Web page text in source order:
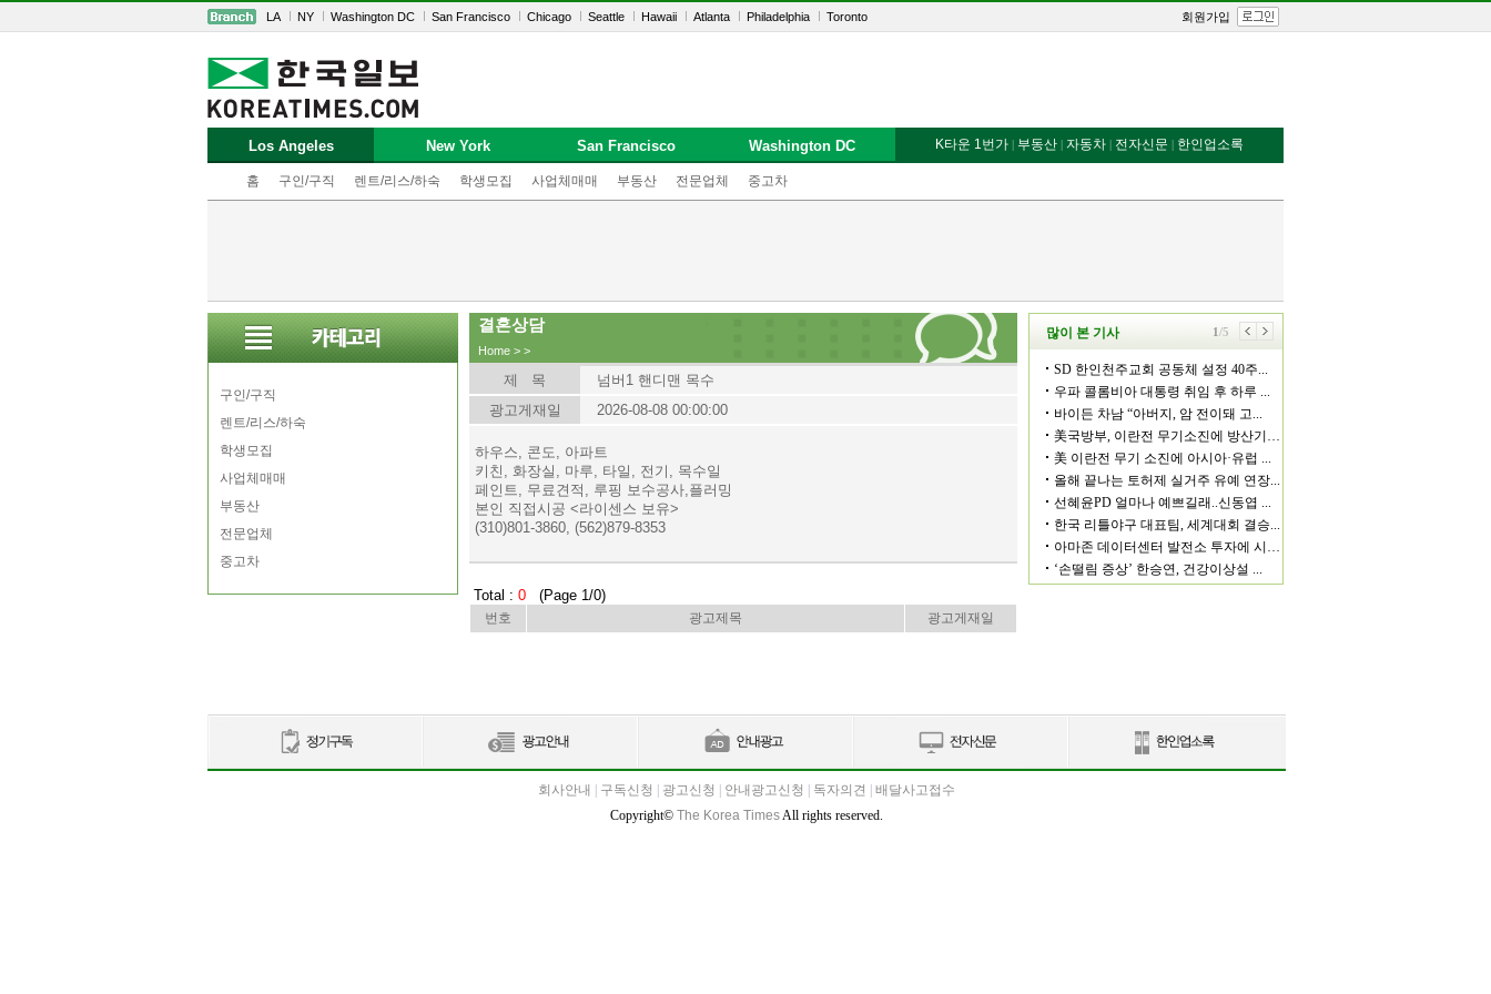
LA NY Washington DC San Francisco Chicago Seattle Hawaii Atlanta Philadelphia Toronto 회원가입
Los Angeles
홈 구인/구직 렌트/리스/하숙 학생모집 사업체매매 부동산 전문업체 중고차
New York San Francisco Washington DC K타운 1번가 | 부동산 | 자동차 | 전자신문 | 한인업소록
구인/구직
렌트/리스/하숙
학생모집
사업체매매
부동산
전문업체
중고차
결혼상담
Home > >
제 목
넘버1 핸디맨 목수
광고게재일
2026-08-08 00:00:00
하우스, 콘도, 아파트
키친, 화장실, 마루, 타일, 전기, 목수일
페인트, 무료견적, 루핑 보수공사,플러밍
본인 직접시공 <라이센스 보유>
(310)801-3860, (562)879-8353
Total : 0 (Page 1/0)
번호 광고제목 광고게재일
회사안내 구독신청 광고신청 안내광고신청 독자의견
배달사고접수
Copyright© The Korea TimesAll rights reserved.